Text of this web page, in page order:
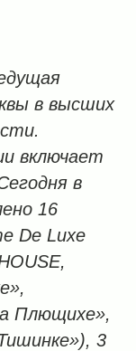
в высших
включает
в
16
De Luxe
Плющихе»,
), 3